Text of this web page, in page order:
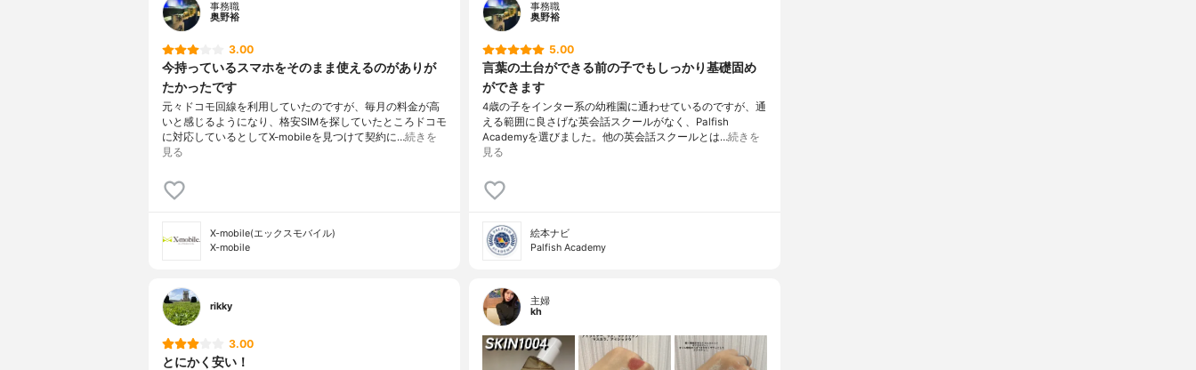
事務職
奥野裕
3.00
今持っているスマホをそのまま使えるのがありが
たかったです
元々ドコモ回線を利用していたのですが、毎月の料金が高
いと感じるようになり、格安SIMを探していたところドコモ
に対応しているとしてX-mobileを見つけて契約に…続きを
見る
X-mobile(エックスモバイル)
X-mobile
事務職
奥野裕
5.00
言葉の土台ができる前の子でもしっかり基礎固め
ができます
4歳の子をインター系の幼稚園に通わせているのですが、通
える範囲に良さげな英会話スクールがなく、Palfish
Academyを選びました。他の英会話スクールとは…続きを
見る
絵本ナビ
Palfish Academy
rikky
3.00
とにかく安い！
主婦
kh